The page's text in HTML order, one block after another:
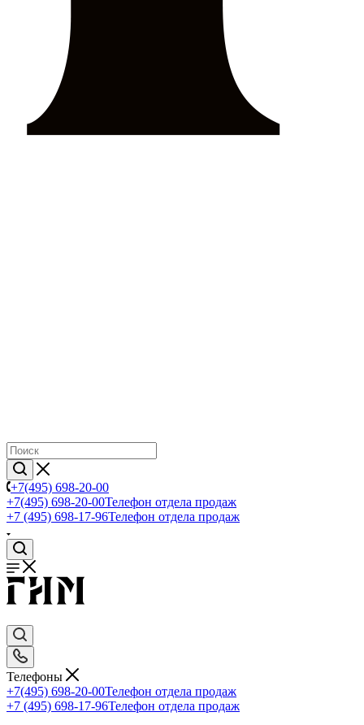
+7(495) 698-20-00
+7(495) 698-20-00Телефон отдела продаж
+7 (495) 698-17-96Телефон отдела продаж
Телефоны
+7(495) 698-20-00Телефон отдела продаж
+7 (495) 698-17-96Телефон отдела продаж